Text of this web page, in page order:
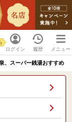
ログイン 履歴 メニュー
、スーパー銭湯おすすめ